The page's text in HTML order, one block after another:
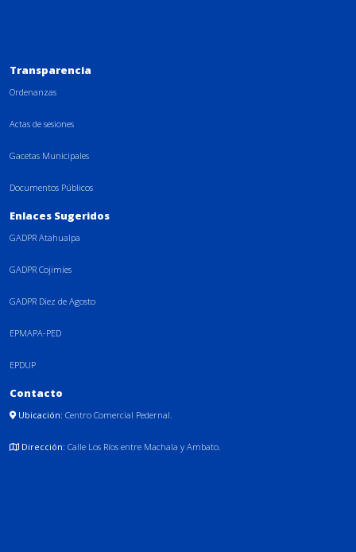
Transparencia
Ordenanzas
Actas de sesiones
Gacetas Municipales
Documentos Públicos
Enlaces Sugeridos
GADPR Atahualpa
GADPR Cojimíes
GADPR Diez de Agosto
EPMAPA-PED
EPDUP
Contacto
Ubicación: Centro Comercial Pedernal.
Dirección: Calle Los Ríos entre Machala y Ambato.